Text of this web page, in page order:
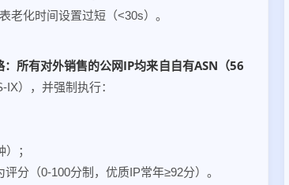
老化时间设置过短（<30s）。
有对外销售的公网IP均来自自有ASN（56
IX），并强制执行：
；
分（0-100分制，优质IP常年≥92分）。